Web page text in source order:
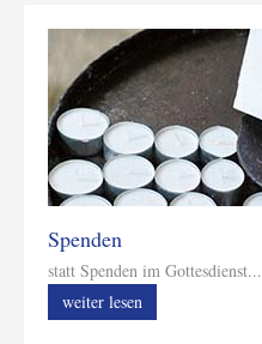
Spenden
statt Spenden im Gottesdienst...
weiter lesen